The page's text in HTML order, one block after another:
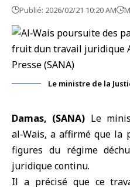
Publié: 2026/02/21 10:20 AM
Le ministre de la
Damas, (SANA) Le
al‑Wais, a affirmé que la
figures du régime
juridique continu.
Il a précisé que ce